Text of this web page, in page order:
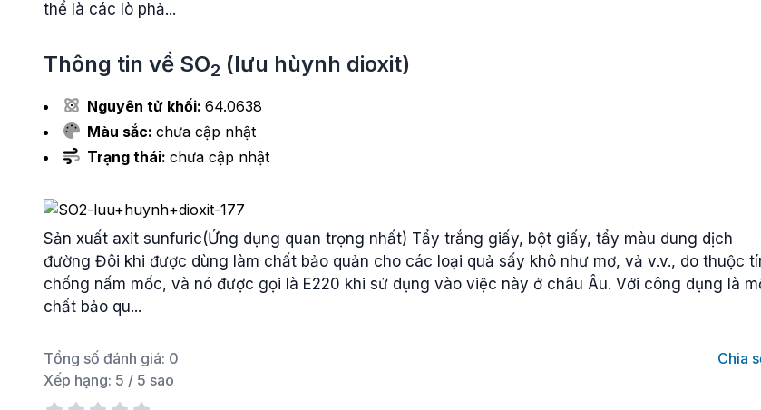
thể là các lò phả...
Thông tin về SO2 (lưu hùynh dioxit)
Nguyên tử khối: 64.0638
Màu sắc: chưa cập nhật
Trạng thái: chưa cập nhật
Sản xuất axit sunfuric(Ứng dụng quan trọng nhất) Tẩy trắng giấy, bột giấy, tẩy màu dung dịch
đường Đôi khi được dùng làm chất bảo quản cho các loại quả sấy khô như mơ, vả v.v., do thuộc
chống nấm mốc, và nó được gọi là E220 khi sử dụng vào việc này ở châu Âu. Với công dụng là
chất bảo qu...
Tổng số đánh giá: 0
Xếp hạng: 5 / 5 sao
Chia